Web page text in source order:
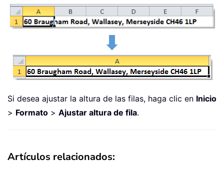
Si desea ajustar la altura de las filas, haga clic en Inicio
> Formato > Ajustar altura de fila.
Artículos relacionados: